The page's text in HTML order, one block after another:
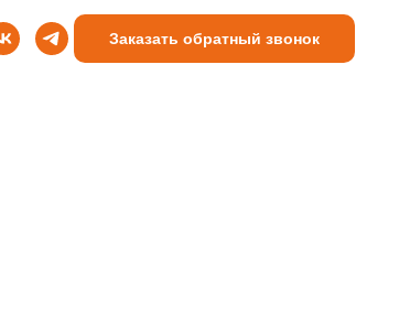
Заказать обратный звонок